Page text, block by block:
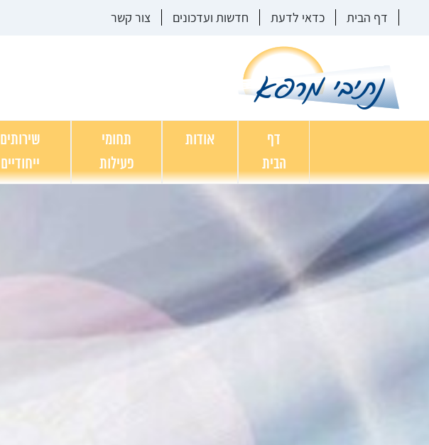
דף הבית כדאי לדעת חדשות ועדכונים צור קשר
דף
הבית
אודות
תחומי
פעילות
שירותים
ייחודיים